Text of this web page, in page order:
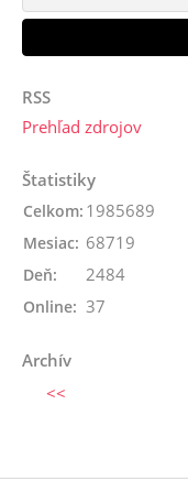
RSS
Prehľad zdrojov
Štatistiky
Online: 37
Celkom: 1985689
Mesiac: 68719
Deň: 2484
Archív
<<